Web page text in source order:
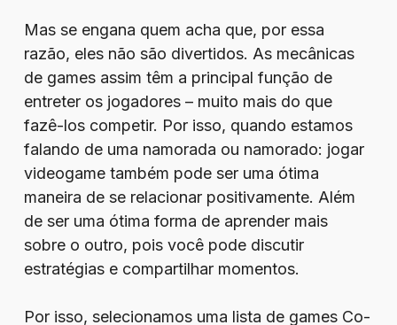
Mas se engana quem acha que, por essa
razão, eles não são divertidos. As mecânicas
de games assim têm a principal função de
entreter os jogadores – muito mais do que
fazê-los competir. Por isso, quando estamos
falando de uma namorada ou namorado: jogar
videogame também pode ser uma ótima
maneira de se relacionar positivamente. Além
de ser uma ótima forma de aprender mais
sobre o outro, pois você pode discutir
estratégias e compartilhar momentos.
Por isso, selecionamos uma lista de games Co-